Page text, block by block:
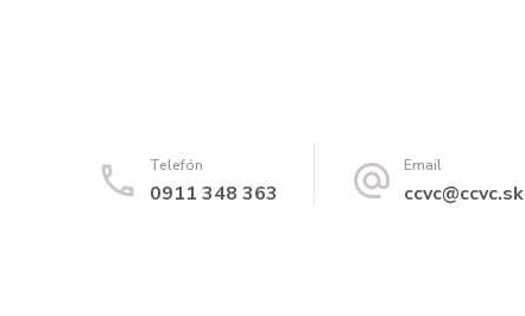
Telefón
0911 348 363
Email
ccvc@ccvc.sk